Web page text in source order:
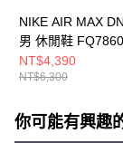
NIKE AIR MAX
男 休閒鞋
NT$4,390
NT$6,300
你可能有興趣